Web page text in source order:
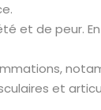
et de peur.
et